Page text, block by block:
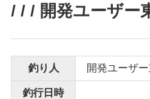
/ / / 開発ユーザー
釣り人 開発ユーザー
釣行日時